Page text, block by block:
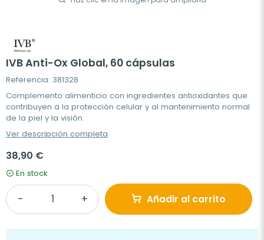
IVB Anti-Ox Global, 60 cápsulas
Referencia: 381328
Complemento alimenticio con ingredientes antioxidantes que
contribuyen a la protección celular y al mantenimiento normal
de la piel y la visión.
Ver descripción completa
38,90 €
En stock
Añadir al carrito